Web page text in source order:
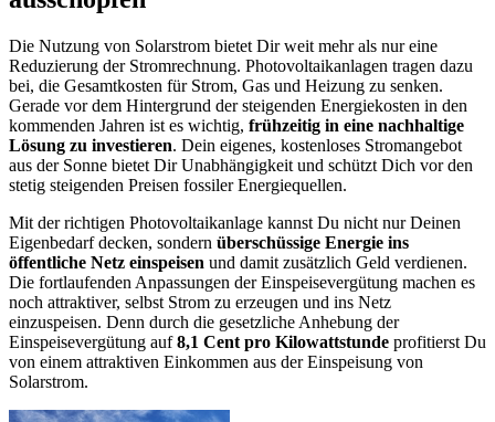
Die Nutzung von Solarstrom bietet Dir weit mehr als nur eine
Reduzierung der Stromrechnung. Photovoltaikanlagen tragen dazu
bei, die Gesamtkosten für Strom, Gas und Heizung zu senken.
Gerade vor dem Hintergrund der steigenden Energiekosten in den
kommenden Jahren ist es wichtig, frühzeitig in eine nachhaltige
Lösung zu investieren. Dein eigenes, kostenloses Stromangebot
aus der Sonne bietet Dir Unabhängigkeit und schützt Dich vor den
stetig steigenden Preisen fossiler Energiequellen.
Mit der richtigen Photovoltaikanlage kannst Du nicht nur Deinen
Eigenbedarf decken, sondern überschüssige Energie ins
öffentliche Netz einspeisen und damit zusätzlich Geld verdienen.
Die fortlaufenden Anpassungen der Einspeisevergütung machen es
noch attraktiver, selbst Strom zu erzeugen und ins Netz
einzuspeisen. Denn durch die gesetzliche Anhebung der
Einspeisevergütung auf8,1 Cent pro Kilowattstunde profitierst Du
von einem attraktiven Einkommen aus der Einspeisung von
Solarstrom.